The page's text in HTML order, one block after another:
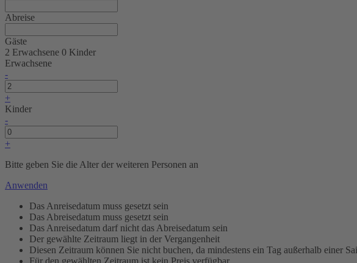
Abreise
Gäste
2 Erwachsene 0 Kinder
Erwachsene
-
+
Kinder
-
+
Bitte geben Sie die Alter der weiteren Personen an
Anwenden
Das Anreisedatum muss gesetzt sein
Das Abreisedatum muss gesetzt sein
Das Anreisedatum darf nicht das Abreisedatum sein
Der gewählte Zeitraum liegt in der Vergangenheit
Diesen Zeitraum können Sie nicht buchen, da mindestens ein Tag außerhalb einer